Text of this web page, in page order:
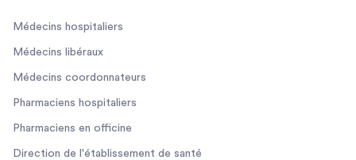
Médecins hospitaliers
Médecins libéraux
Médecins coordonnateurs
Pharmaciens hospitaliers
Pharmaciens en officine
Direction de l'établissement de santé